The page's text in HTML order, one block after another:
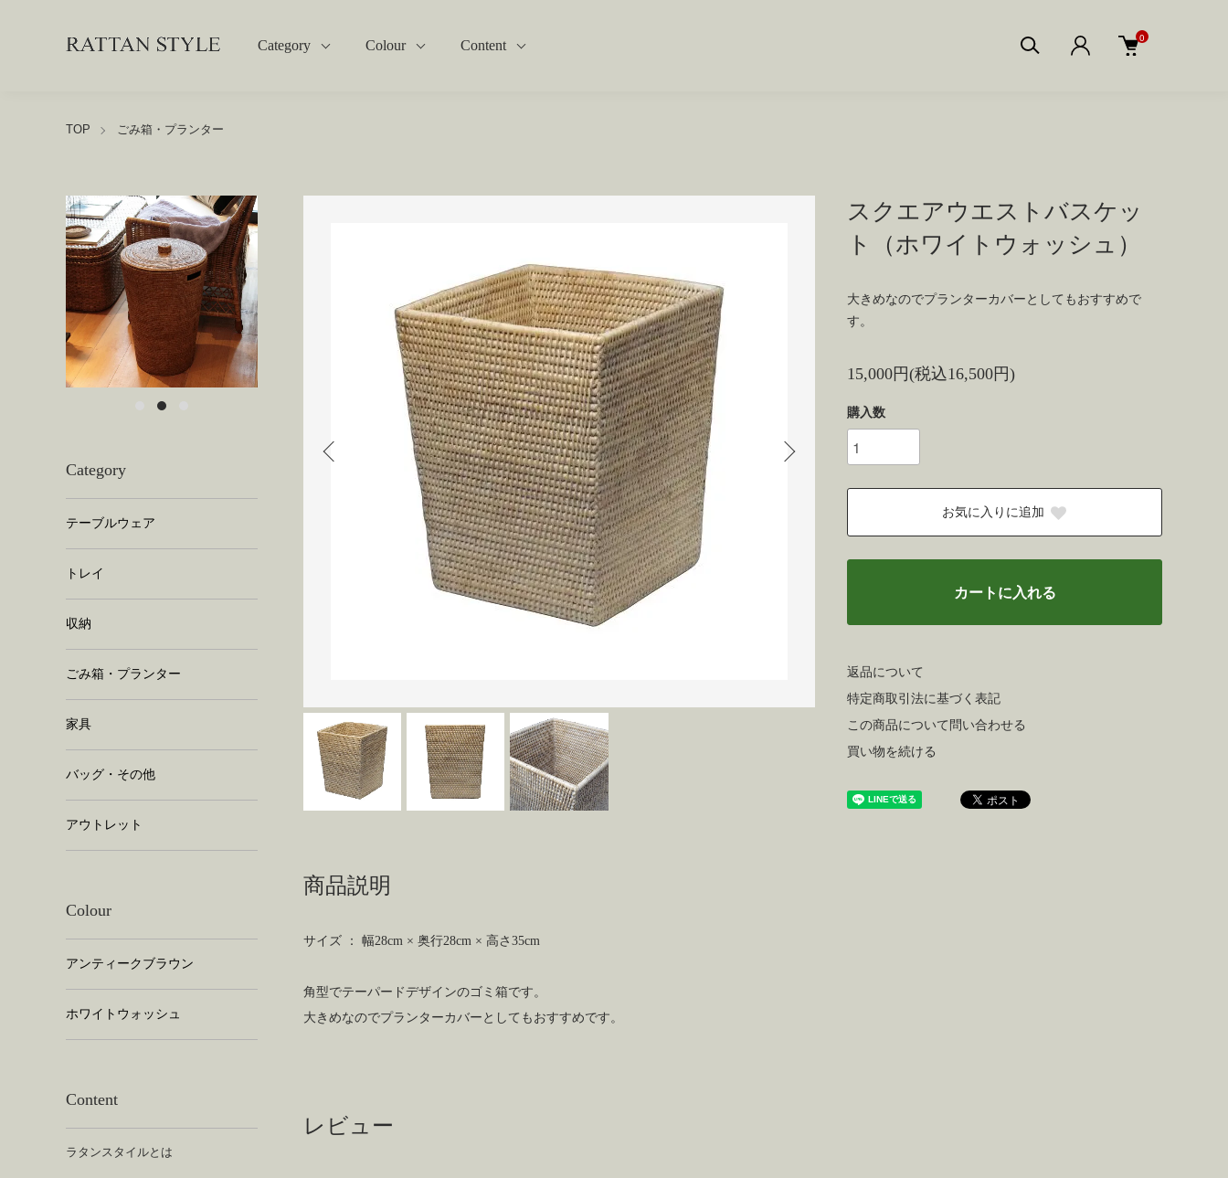
Category Colour Content
0
TOP ごみ箱・プランター
スクエアウエストバスケッ
ト（ホワイトウォッシュ）
大きめなのでプランターカバーとしてもおすすめで
す。
15,000円(税込16,500円)
購入数
お気に入りに追加
カートに入れる
返品について
特定商取引法に基づく表記
この商品について問い合わせる
買い物を続ける
商品説明
サイズ ： 幅28cm × 奥行28cm × 高さ35cm
角型でテーパードデザインのゴミ箱です。
大きめなのでプランターカバーとしてもおすすめです。
レビュー
Category
テーブルウェア
トレイ
収納
ごみ箱・プランター
家具
バッグ・その他
アウトレット
Colour
アンティークブラウン
ホワイトウォッシュ
Content
ラタンスタイルとは